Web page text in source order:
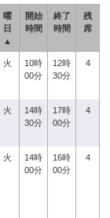
曜
日
▲
開始
時間
終了
時間
残
席
火
10時
00分
12時
30分
4
火
14時
30分
17時
00分
4
火
14時
00分
16時
00分
4